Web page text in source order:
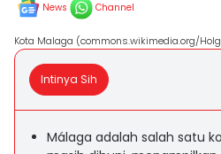
News Channel
Kota Malaga (commons.wikimedia.org/
Intinya Sih
Málaga adalah salah satu